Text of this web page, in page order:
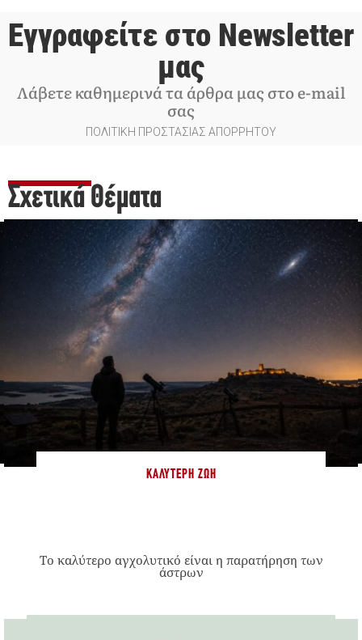
Εγγραφείτε στο Newsletter
μας
Λάβετε καθημερινά τα άρθρα μας στο e-mail
σας
ΠΟΛΙΤΙΚΗ ΠΡΟΣΤΑΣΙΑΣ ΑΠΟΡΡΗΤΟΥ
Σχετικά Θέματα
ΚΑΛΎΤΕΡΗ ΖΩΉ
Το καλύτερο αγχολυτικό είναι η παρατήρηση των
άστρων